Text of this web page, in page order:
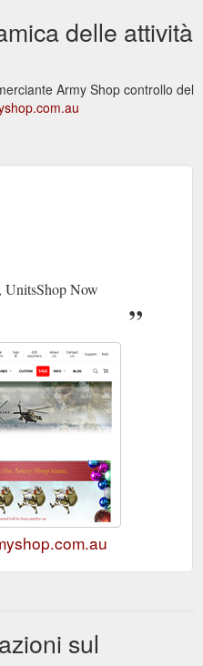
delle attività
Army Shop controllo del
UnitsShop Now
sul